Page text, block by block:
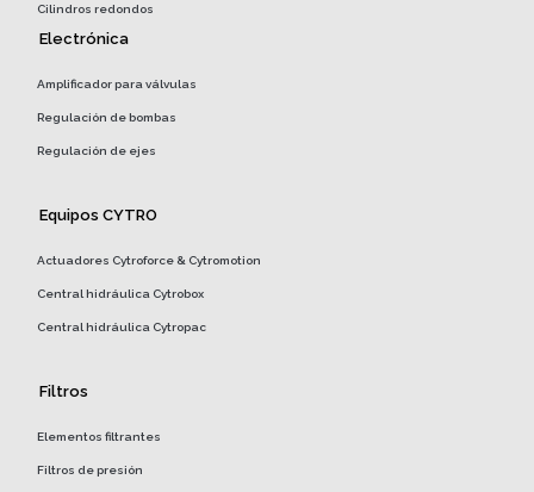
Cilindros redondos
Electrónica
Amplificador para válvulas
Regulación de bombas
Regulación de ejes
Equipos CYTRO
Actuadores Cytroforce & Cytromotion
Central hidráulica Cytrobox
Central hidráulica Cytropac
Filtros
Elementos filtrantes
Filtros de presión